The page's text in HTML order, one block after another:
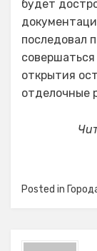
будет
последовал
открытия
отделочные
Posted in